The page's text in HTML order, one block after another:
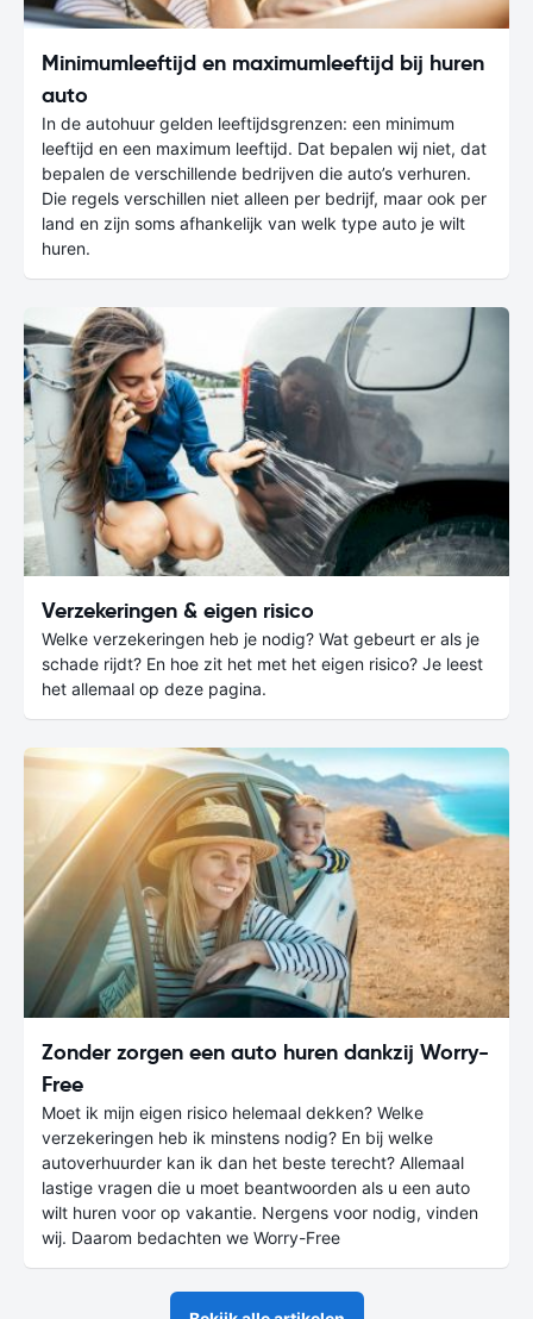
Minimumleeftijd en maximumleeftijd bij huren
auto
In de autohuur gelden leeftijdsgrenzen: een minimum
leeftijd en een maximum leeftijd. Dat bepalen wij niet, dat
bepalen de verschillende bedrijven die auto’s verhuren.
Die regels verschillen niet alleen per bedrijf, maar ook per
land en zijn soms afhankelijk van welk type auto je wilt
huren.
Verzekeringen & eigen risico
Welke verzekeringen heb je nodig? Wat gebeurt er als je
schade rijdt? En hoe zit het met het eigen risico? Je leest
het allemaal op deze pagina.
Zonder zorgen een auto huren dankzij Worry-
Free
Moet ik mijn eigen risico helemaal dekken? Welke
verzekeringen heb ik minstens nodig? En bij welke
autoverhuurder kan ik dan het beste terecht? Allemaal
lastige vragen die u moet beantwoorden als u een auto
wilt huren voor op vakantie. Nergens voor nodig, vinden
wij. Daarom bedachten we Worry-Free